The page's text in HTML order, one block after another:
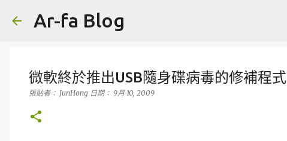
Ar-fa Blog
微軟終於推出USB隨身碟病毒的修補程式
張貼者： JunHong 日期： 9月 10, 2009